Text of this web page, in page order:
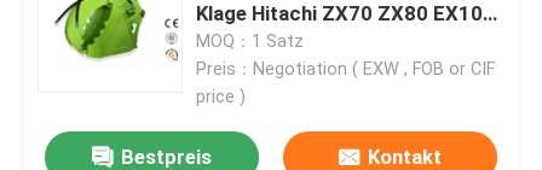
Klage Hitachi ZX70 ZX80 EX100
ZX120
MOQ：1 Satz
Preis：Negotiation ( EXW , FOB or CIF
price )
Bestpreis Kontakt